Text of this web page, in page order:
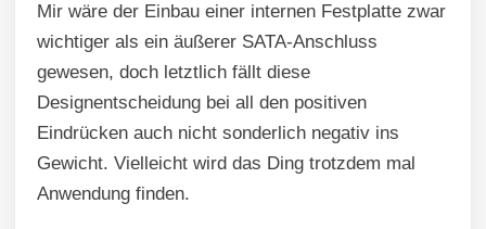
Mir wäre der Einbau einer internen Festplatte zwar
wichtiger als ein äußerer SATA-Anschluss
gewesen, doch letztlich fällt diese
Designentscheidung bei all den positiven
Eindrücken auch nicht sonderlich negativ ins
Gewicht. Vielleicht wird das Ding trotzdem mal
Anwendung finden.